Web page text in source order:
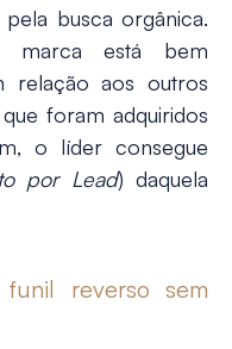
busca orgânica.
marca está bem
relação aos outros
foram adquiridos
o líder consegue
por Lead) daquela
reverso sem